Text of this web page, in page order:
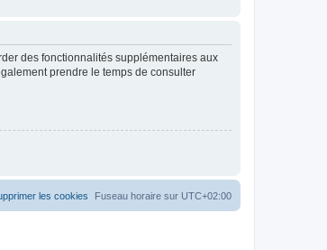
des fonctionnalités supplémentaires aux
prendre le temps de consulter
Fuseau horaire sur UTC+02:00
les cookies